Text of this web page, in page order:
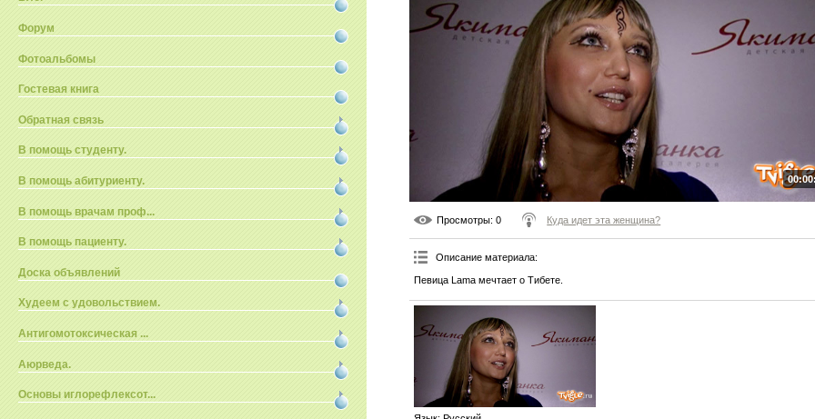
Форум
Фотоальбомы
Гостевая книга
Обратная связь
В помощь студенту.
В помощь абитуриенту.
В помощь врачам проф...
В помощь пациенту.
Доска объявлений
Худеем с удовольствием.
Антигомотоксическая ...
Аюрведа.
Основы иглорефлексот...
Просмотры: 0 Куда идет эта женщина?
Описание материала:
Певица Lama мечтает о Тибете.